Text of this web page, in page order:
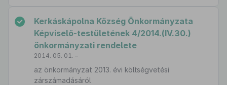
Kerkáskápolna Község Önkormányzata
Képviselő-testületének 4/2014.(IV.30.)
önkormányzati rendelete
2014. 05. 01. –
az önkormányzat 2013. évi költségvetési
zárszámadásáról